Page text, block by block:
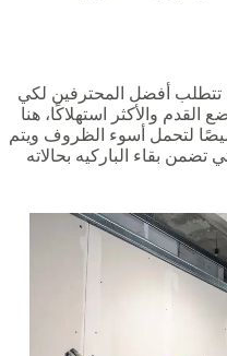
تتطلب أفضل المحترفين لكي
والأكثر استهلاكًا، هنا
لتحمل أسوء الظروف ويتم
تضمن بقاء الباركيه بحالاته